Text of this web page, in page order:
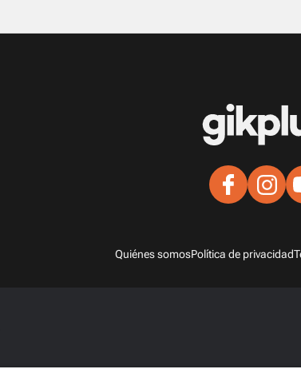
Quiénes somosPolítica de privacidad